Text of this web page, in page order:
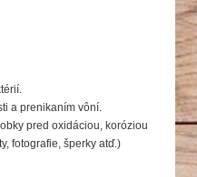
a prenikaním vôní.
pred oxidáciou, koróziou
fotografie, šperky atď.)